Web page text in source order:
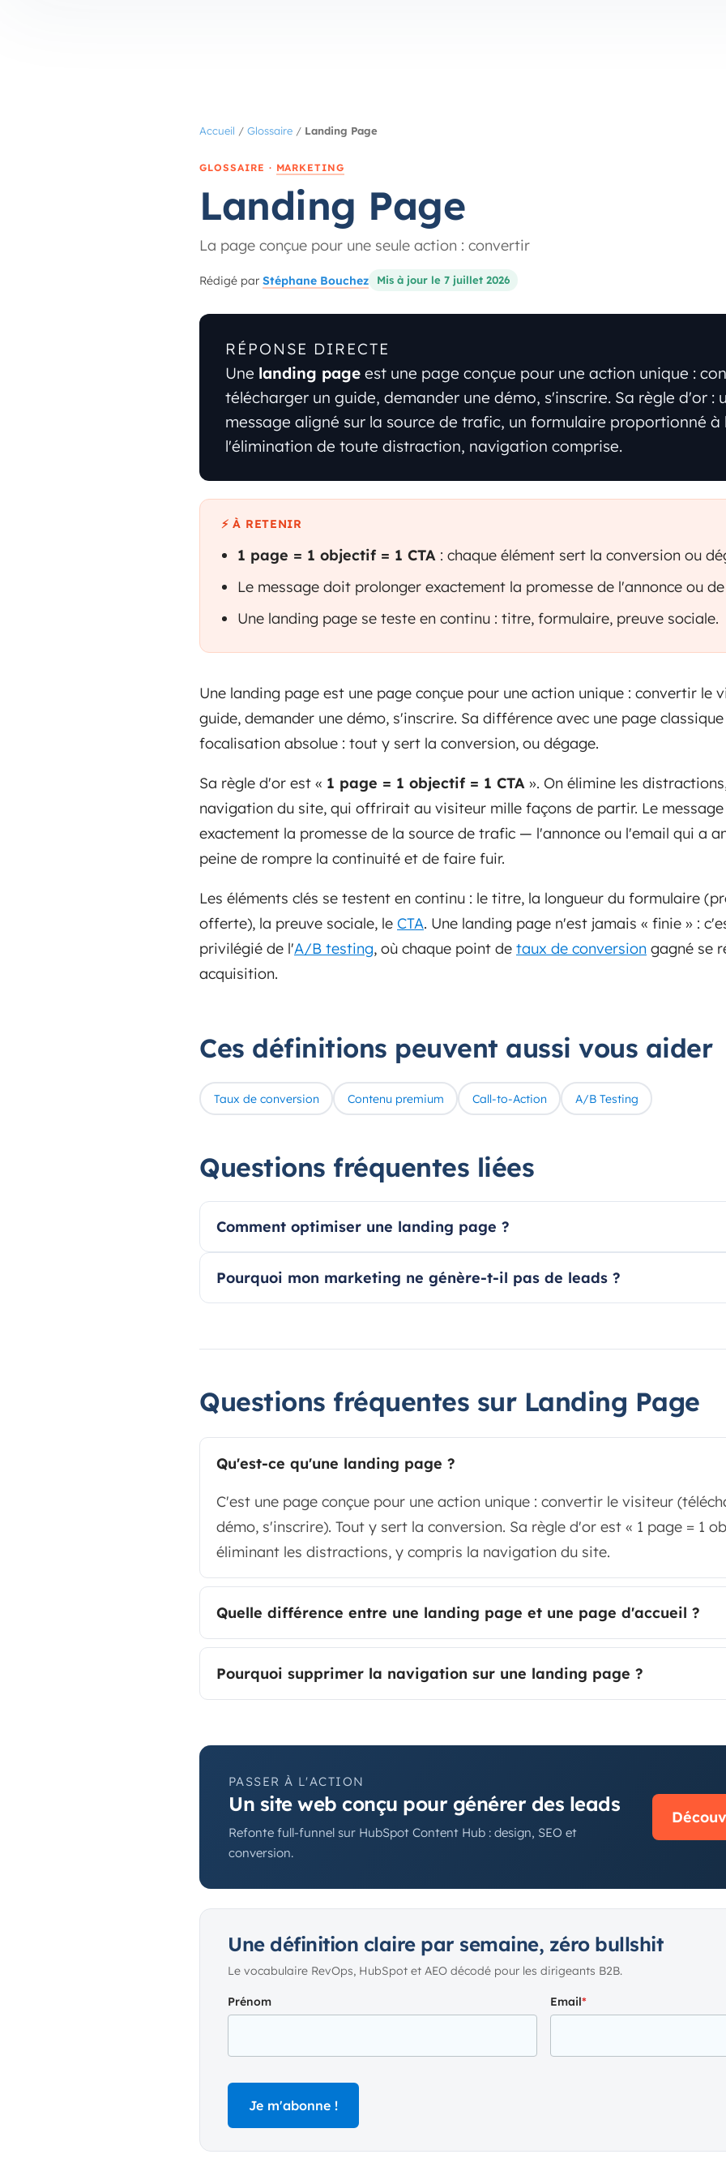
Accueil / Glossaire / Landing Page
GLOSSAIRE · MARKETING
Landing Page
La page conçue pour une seule action : convertir
Rédigé par Stéphane Bouchez Mis à jour le 7 juillet 2026
RÉPONSE DIRECTE
Une landing page est une page conçue pour une action unique :
télécharger un guide, demander une démo, s'inscrire. Sa règle d'or :
message aligné sur la source de trafic, un formulaire proportionné
l'élimination de toute distraction, navigation comprise.
⚡ À RETENIR
1 page = 1 objectif = 1 CTA : chaque élément sert la conversion ou
Le message doit prolonger exactement la promesse de l'annonce ou
Une landing page se teste en continu : titre, formulaire, preuve sociale.
Une landing page est une page conçue pour une action unique : convertir le
guide, demander une démo, s'inscrire. Sa différence avec une page
focalisation absolue : tout y sert la conversion, ou dégage.
Sa règle d'or est « 1 page = 1 objectif = 1 CTA ». On élimine les
navigation du site, qui offrirait au visiteur mille façons de partir. Le
exactement la promesse de la source de trafic — l'annonce ou l'email qui a
peine de rompre la continuité et de faire fuir.
Les éléments clés se testent en continu : le titre, la longueur du formulaire
offerte), la preuve sociale, le CTA. Une landing page n'est jamais « finie » :
privilégié de l'A/B testing, où chaque point de taux de conversion gagné se
acquisition.
Ces définitions peuvent aussi vous aider
Taux de conversion Contenu premium Call-to-Action A/B Testing
Questions fréquentes liées
Comment optimiser une landing page ?
Pourquoi mon marketing ne génère-t-il pas de leads ?
Questions fréquentes sur Landing Page
Qu'est-ce qu'une landing page ?
C'est une page conçue pour une action unique : convertir le visiteur
démo, s'inscrire). Tout y sert la conversion. Sa règle d'or est « 1 page = 1
éliminant les distractions, y compris la navigation du site.
Quelle différence entre une landing page et une page d'accueil ?
Pourquoi supprimer la navigation sur une landing page ?
PASSER À L'ACTION
Un site web conçu pour générer des leads
Refonte full-funnel sur HubSpot Content Hub : design, SEO et
conversion.
Une définition claire par semaine, zéro bullshit
Le vocabulaire RevOps, HubSpot et AEO décodé pour les dirigeants B2B.
Prénom Email*